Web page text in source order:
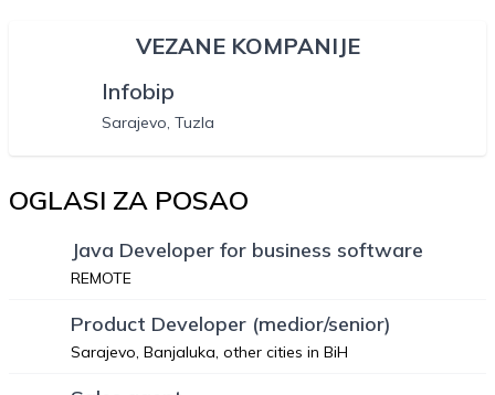
VEZANE KOMPANIJE
Infobip
Sarajevo, Tuzla
OGLASI ZA POSAO
Java Developer for business software
REMOTE
Product Developer (medior/senior)
Sarajevo, Banjaluka, other cities in BiH